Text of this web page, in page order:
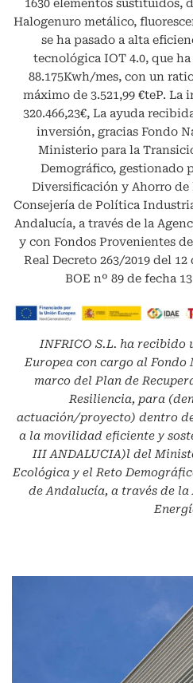
1630 elementos sustituidos,
Halogenuro metálico,
se ha pasado a alta
tecnológica IOT 4.0, que
88.175Kwh/mes, con un
máximo de 3.521,99 €teP.
320.466,23€, La ayuda
inversión, gracias Fondo
Ministerio para la
Demográfico, gestionado
Diversificación y Ahorro de
Consejería de Política
Andalucía, a través de la
y con Fondos Provenientes
Real Decreto 263/2019 del
BOE nº 89 de fecha
INFRICO S.L. ha recibido
Europea con cargo al Fondo
marco del Plan de
Resiliencia, para
actuación/proyecto) dentro
a la movilidad eficiente y
III ANDALUCIA)l del
Ecológica y el Reto
de Andalucía, a través de